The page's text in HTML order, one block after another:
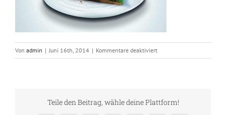
Von admin | Juni 16th, 2014 | Kommentare deaktiviertfür
two_third_1
Teile den Beitrag, wähle deine Plattform!